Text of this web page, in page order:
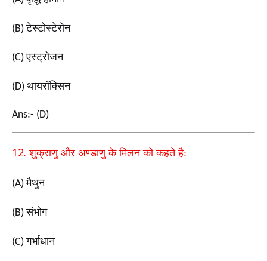
(B)टेस्टोस्टेरोन
(C)एस्ट्रोजन
(D) थायरॉक्सिन
Ans:- (D)
12.शुक्राणु और अण्डाणु के मिलन को कहते है:
(A)मैथुन
(B)संभोग
(C)गर्भाधान